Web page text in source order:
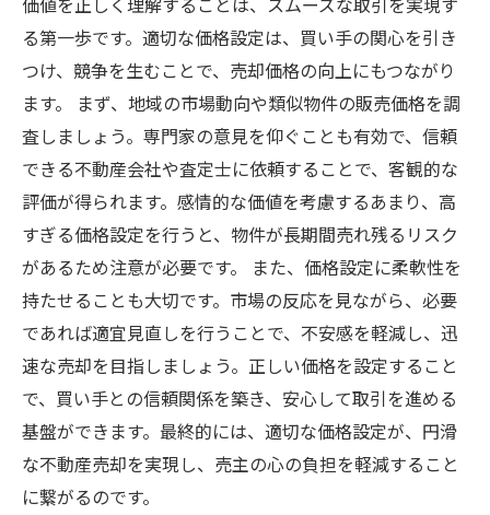
る第一歩です。適切な価格設定は、買い手の関心を引き
つけ、競争を生むことで、売却価格の向上にもつながり
ます。 まず、地域の市場動向や類似物件の販売価格を調
査しましょう。専門家の意見を仰ぐことも有効で、信頼
できる不動産会社や査定士に依頼することで、客観的な
評価が得られます。感情的な価値を考慮するあまり、高
すぎる価格設定を行うと、物件が長期間売れ残るリスク
があるため注意が必要です。 また、価格設定に柔軟性を
持たせることも大切です。市場の反応を見ながら、必要
であれば適宜見直しを行うことで、不安感を軽減し、迅
速な売却を目指しましょう。正しい価格を設定すること
で、買い手との信頼関係を築き、安心して取引を進める
基盤ができます。最終的には、適切な価格設定が、円滑
な不動産売却を実現し、売主の心の負担を軽減すること
に繋がるのです。